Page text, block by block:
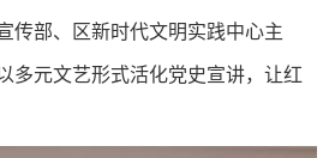
传部、区新时代文明实践中心主
多元文艺形式活化党史宣讲，让红